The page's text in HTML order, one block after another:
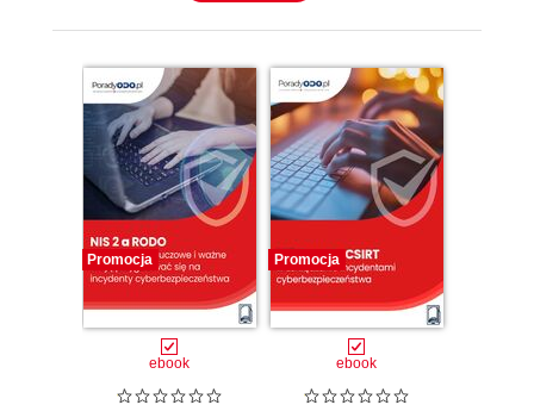
Promocja
ebook
Promocja
ebook